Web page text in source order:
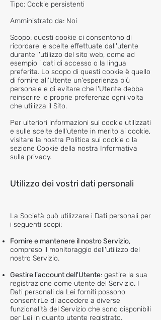
Tipo: Cookie persistenti
Amministrato da: Noi
Scopo: questi cookie ci consentono di
ricordare le scelte effettuate dall'utente
durante l'utilizzo del sito web, come ad
esempio i dati di accesso o la lingua
preferita. Lo scopo di questi cookie è quello
di fornire all'Utente un'esperienza più
personale e di evitare che l'Utente debba
reinserire le proprie preferenze ogni volta
che utilizza il Sito.
Per ulteriori informazioni sui cookie utilizzati
e sulle scelte dell'utente in merito ai cookie,
visitare la nostra Politica sui cookie o la
sezione Cookie della nostra Informativa
sulla privacy.
Utilizzo dei vostri dati personali
La Società può utilizzare i Dati personali per
i seguenti scopi:
Fornire e mantenere il nostro Servizio,
compreso il monitoraggio dell'utilizzo del
nostro Servizio.
Gestire l'account dell'Utente: gestire la sua
registrazione come utente del Servizio. I
Dati personali da Lei forniti possono
consentirLe di accedere a diverse
funzionalità del Servizio che sono disponibili
per Lei in quanto utente registrato.